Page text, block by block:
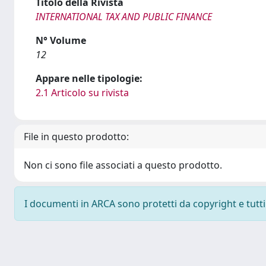
INTERNATIONAL TAX AND PUBLIC FINANCE
N° Volume
12
Appare nelle tipologie:
2.1 Articolo su rivista
File in questo prodotto:
Non ci sono file associati a questo prodotto.
I documenti in ARCA sono protetti da copyright e